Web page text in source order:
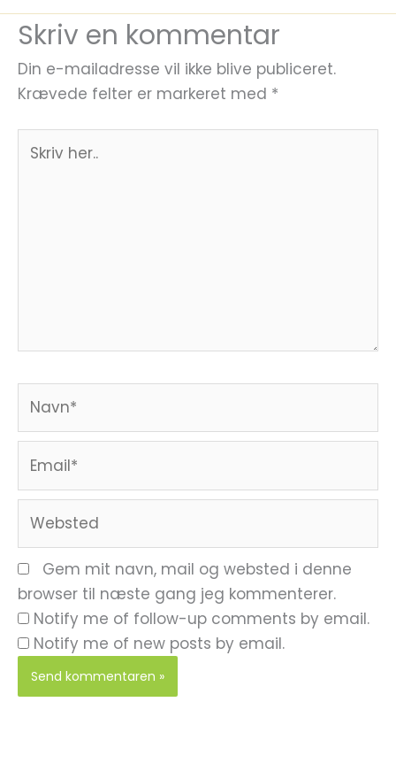
Skriv en kommentar
Din e-mailadresse vil ikke blive publiceret.
Krævede felter er markeret med *
her..
Gem mit navn, mail og websted i denne
browser til næste gang jeg kommenterer.
Notify me of follow-up comments by email.
Notify me of new posts by email.